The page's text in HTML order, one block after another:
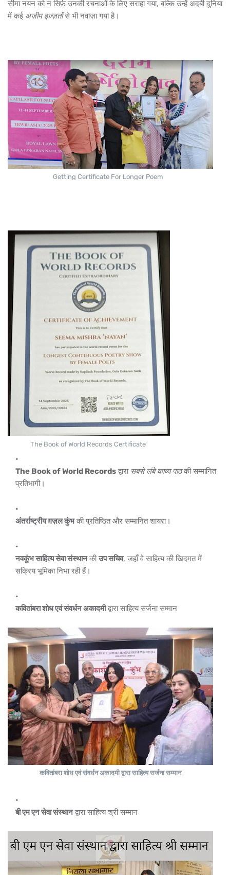
सीमा नयन को न सिर्फ़ उनकी रचनाओं के लिए सराहा गया, बल्कि उन्हें अदबी दुनिया
में कई अज़ीम इज़्ज़तोंसे भी नवाज़ा गया है।
Getting Certificate For Longer Poem
The Book of World Records Certificate
The Book of World Records द्वारा सबसे लंबे काव्य पाठकी सम्मानित
प्रतिभागी।
अंतर्राष्ट्रीय ग़ज़ल कुंभकी प्रतिष्ठित और सम्मानित शायरा।
नवकुंभ साहित्य सेवा संस्थानकीउप सचिव, जहाँ वे साहित्य की ख़िदमत में
सक्रिय भूमिका निभा रही हैं।
कवितांबरा शोध एवं संवर्धन अकादमीद्वारा साहित्य सर्जना सम्मान
कवितांबरा शोध एवं संवर्धन अकादमी द्वारा साहित्य सर्जना सम्मान
बी एम एन सेवा संस्थानद्वारा साहित्य श्री सम्मान